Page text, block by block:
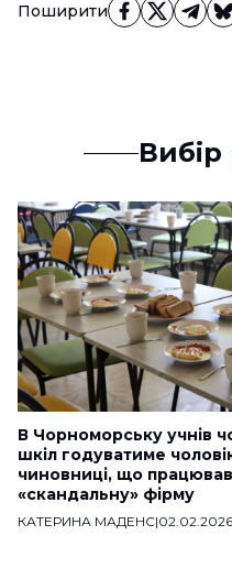
Поширити
Вибір
В Чорноморську учнів
шкіл годуватиме
чиновниці, що
«скандальну» фірму
КАТЕРИНА МАДЕНС|02.02.2026